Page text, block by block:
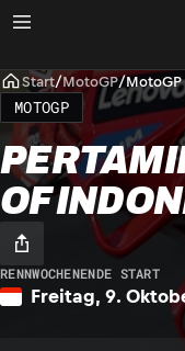
Start/MotoGP/MotoGP
MOTOGP
OF
RENNWOCHENENDE START
Freitag, 9.